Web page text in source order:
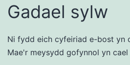
Gadael sylw
Ni fydd eich cyfeiriad e-bost yn
Mae'r meysydd gofynnol yn cael